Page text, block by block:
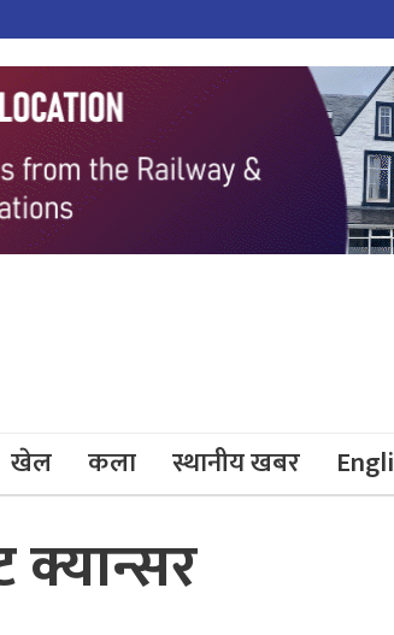
खेल कला स्थानीय खबर
क्यान्सर